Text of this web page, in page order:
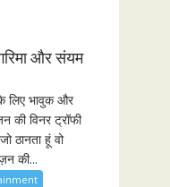
और संयम
के लिए भावुक और
की विनर ट्रॉफी
ठानता हूं वो
की...